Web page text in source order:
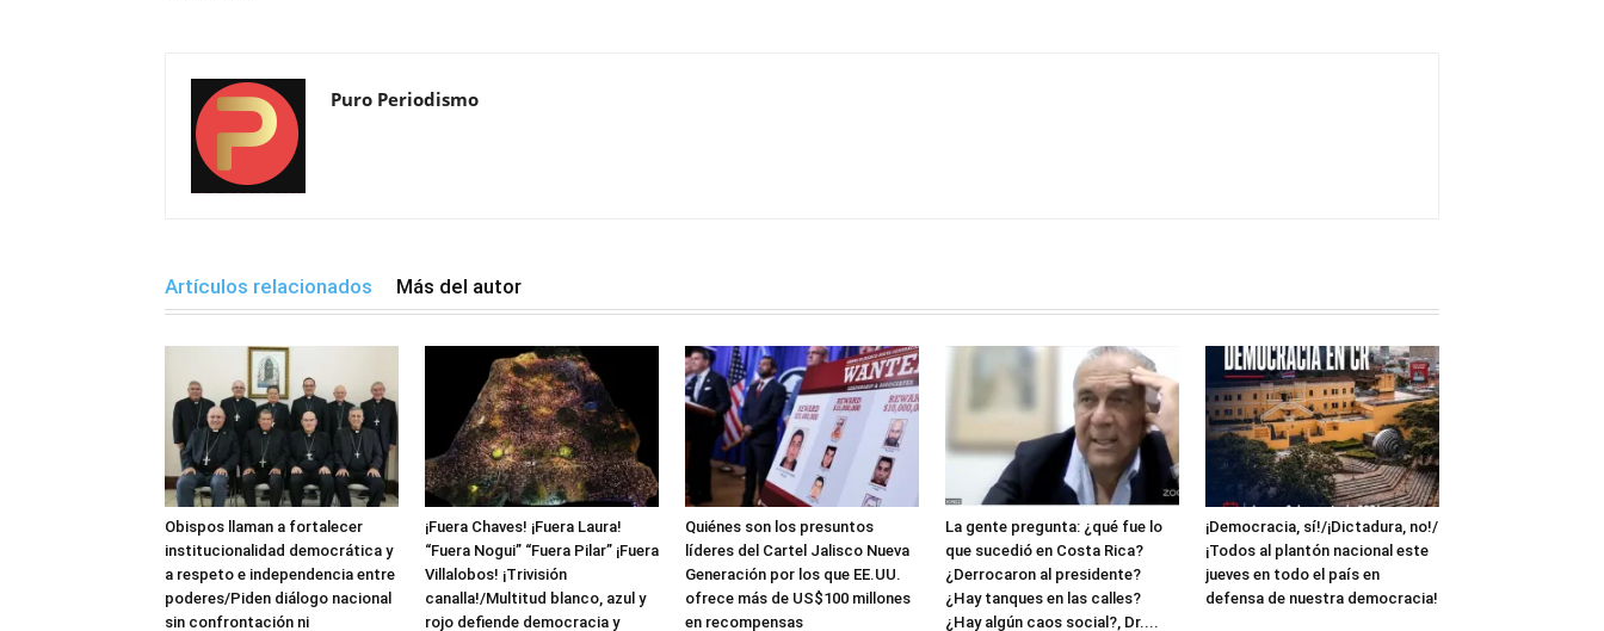
Puro Periodismo
Artículos relacionados Más del autor
Obispos llaman a fortalecer
institucionalidad democrática y
a respeto e independencia entre
poderes/Piden diálogo nacional
sin confrontación ni
¡Fuera Chaves! ¡Fuera Laura!
“Fuera Nogui” “Fuera Pilar” ¡Fuera
Villalobos! ¡Trivisión
canalla!/Multitud blanco, azul y
rojo defiende democracia y
Quiénes son los presuntos
líderes del Cartel Jalisco Nueva
Generación por los que EE.UU.
ofrece más de US$100 millones
en recompensas
La gente pregunta: ¿qué fue lo
que sucedió en Costa Rica?
¿Derrocaron al presidente?
¿Hay tanques en las calles?
¿Hay algún caos social?, Dr....
¡Democracia, sí!/¡Dictadura, no!/
¡Todos al plantón nacional este
jueves en todo el país en
defensa de nuestra democracia!